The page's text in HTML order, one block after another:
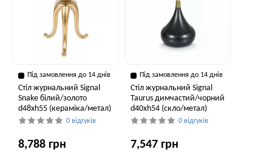
Під замовлення до 14 днів
Стіл журнальний Signal
Snake білий/золото
d48хh55 (кераміка/метал)
0 відгуків
8,788 грн
Під замовлення до 14 днів
Стіл журнальний Signal
Taurus димчастий/чорний
d40хh54 (скло/метал)
0 відгуків
7,547 грн